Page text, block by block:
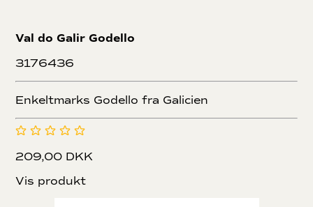
Val do Galir Godello
3176436
Enkeltmarks Godello fra Galicien
209,00 DKK
Vis produkt